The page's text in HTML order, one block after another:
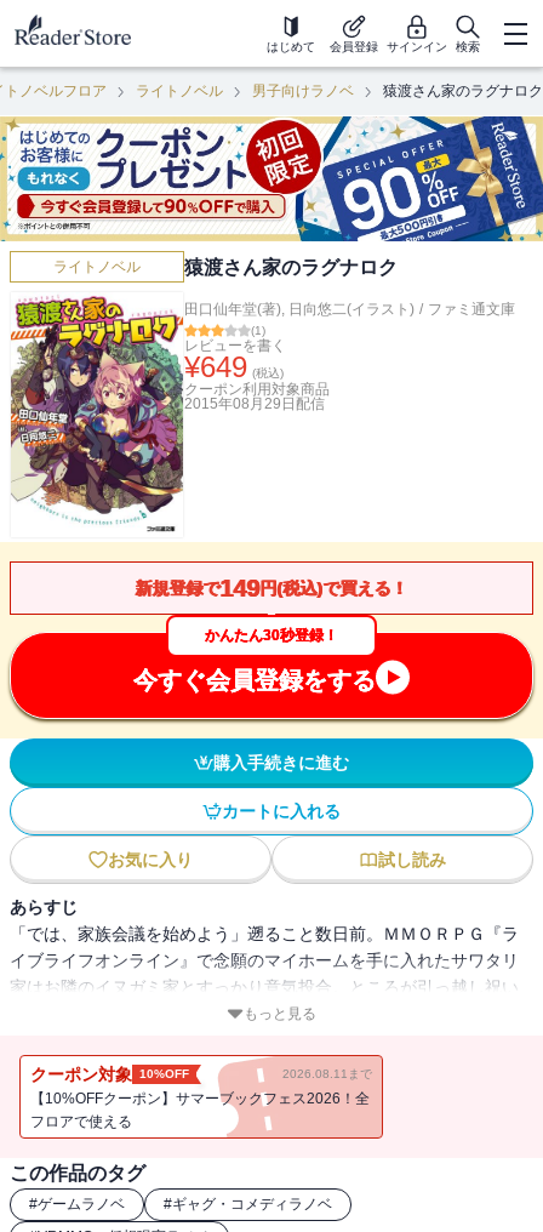
はじめて 会員登録 サインイン 検索
トノベルフロア ライトノベル 男子向けラノベ 猿渡さん家のラグナロク
ライトノベル 猿渡さん家のラグナロク
田口仙年堂(著), 日向悠二(イラスト) / ファミ通文庫
(1)
レビューを書く
¥649 (税込)
クーポン利用対象商品
2015年08月29日 配信
新規登録で149円(税込)で買える！
かんたん30秒登録！
今すぐ会員登録をする
購入手続きに進む
カートに入れる
お気に入り 試し読み
あらすじ
「では、家族会議を始めよう」遡ること数日前。ＭＭＯＲＰＧ『ラ
イブライフオンライン』で念願のマイホームを手に入れたサワタリ
家はお隣のイヌガミ家とすっかり意気投合。ところが引っ越し祝い
の狩りでレアアイテムを巡り大喧嘩！ 口論の末ＰｖＰトーナメン
サワタリ家を予期せぬトラブルが襲う――!? 『吉永さん家のガーゴ
イル』コンビが贈る、ＶＲファンタジー・コメディ堂々開幕!!
もっと見る
クーポン対象 10%OFF 2026.08.11まで
【10%OFFクーポン】サマーブックフェス2026！全
フロアで使える
この作品のタグ
#ゲームラノベ #ギャグ・コメディラノベ